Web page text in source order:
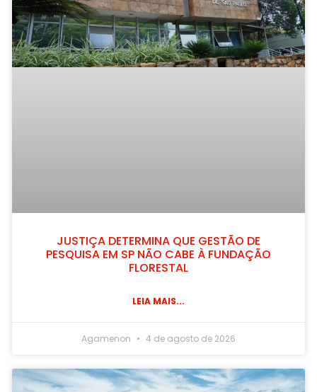
JUSTIÇA DETERMINA QUE GESTÃO DE
PESQUISA EM SP NÃO CABE À FUNDAÇÃO
FLORESTAL
LEIA MAIS...
Agamenon 4 de agosto de 2026